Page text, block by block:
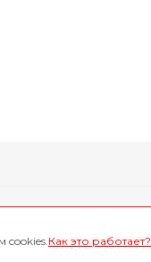
cookies.Как это работает?